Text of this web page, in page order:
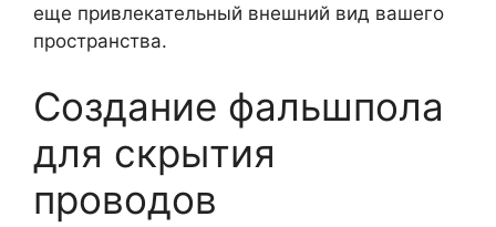
еще привлекательный внешний вид вашего
пространства.
Создание фальшпола
для скрытия
проводов